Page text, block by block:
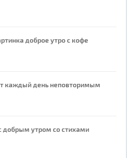
доброе утро с кофе
каждый день неповторимым
добрым утром со стихами